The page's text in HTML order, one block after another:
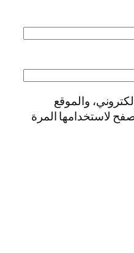
والموقع
لاستخدامها المرة